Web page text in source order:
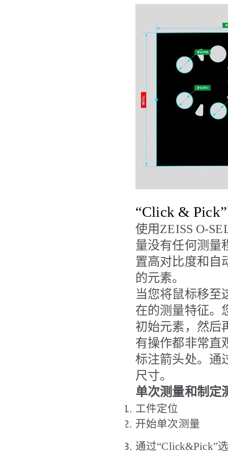
“Click & Pick”
使用ZEISS O-
量没有任何测量
置高对比度和自
的元素。
当您将鼠标移至
在的测量特征。
初始元素，然后
有操作都非常直
标注箭头处。通
尺寸。
单次测量和制定
工件定位
开始单次测量
通过“Click&Pick”